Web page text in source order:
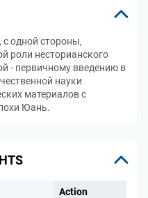
одной стороны,
роли несторианского
- первичному введению в
науки
материалов с
Юань.
Action